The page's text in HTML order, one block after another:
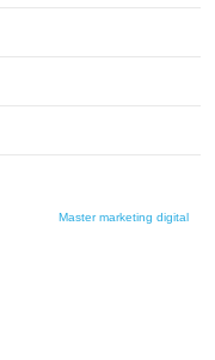
Master marketing digital